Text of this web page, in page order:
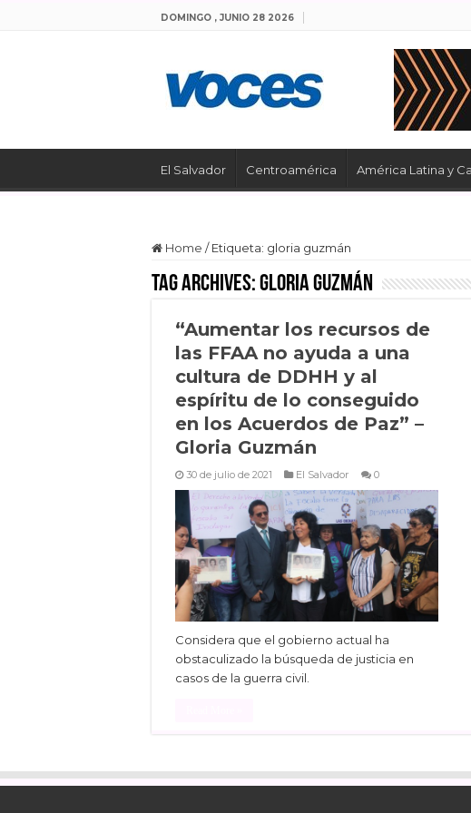
DOMINGO , JUNIO 28 2026
El Salvador Centroamérica América Latina y
Home / Etiqueta: gloria guzmán
Tag Archives:gloria guzmán
“Aumentar los recursos de
las FFAA no ayuda a una
cultura de DDHH y al
espíritu de lo conseguido
en los Acuerdos de Paz” –
Gloria Guzmán
30 de julio de 2021 El Salvador 0
Considera que el gobierno actual ha
obstaculizado la búsqueda de justicia en
casos de la guerra civil.